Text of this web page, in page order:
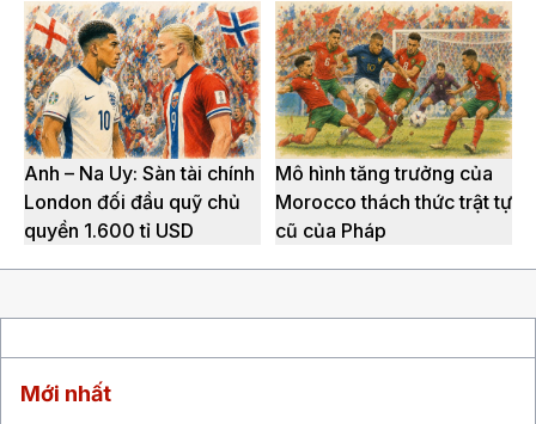
Anh – Na Uy: Sàn tài chính
London đối đầu quỹ chủ
quyền 1.600 tỉ USD
Mô hình tăng trưởng của
Morocco thách thức trật tự
cũ của Pháp
Mới nhất